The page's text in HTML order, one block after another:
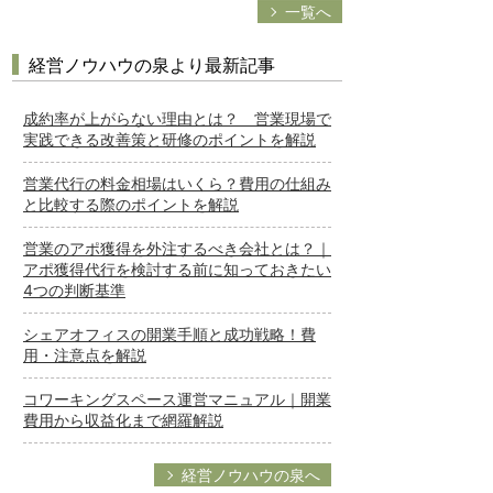
一覧へ
経営ノウハウの泉より最新記事
成約率が上がらない理由とは？ 営業現場で
実践できる改善策と研修のポイントを解説
営業代行の料金相場はいくら？費用の仕組み
と比較する際のポイントを解説
営業のアポ獲得を外注するべき会社とは？｜
アポ獲得代行を検討する前に知っておきたい
4つの判断基準
シェアオフィスの開業手順と成功戦略！費
用・注意点を解説
コワーキングスペース運営マニュアル｜開業
費用から収益化まで網羅解説
経営ノウハウの泉へ